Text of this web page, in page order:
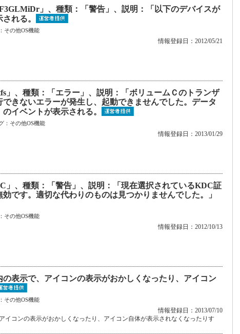
」、種類：「警告」、説明：「以下のデバイスが
れる。
その他OS機能
情報登録日：2012/05/21
」、種類：「エラー」、説明：「ボリュームＣのトランザ
きないエラーが発生し、起動できませんでした。データ
イベントが表示される。
： その他OS機能
情報登録日：2013/01/29
」、種類：「警告」、説明：「現在選択されているKDC証
です。適切な代わりのものは見つかりませんでした。」
その他OS機能
情報登録日：2012/10/13
表示で、アイコンの表示がおかしくなったり、アイコン
その他OS機能
情報登録日：2013/07/10
イコンの表示がおかしくなったり、アイコン自体が表示されなくなったりす